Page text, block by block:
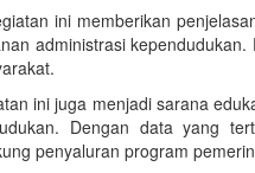
ini memberikan
administrasi
ini juga menjadi sarana
Dengan data yang
penyaluran program